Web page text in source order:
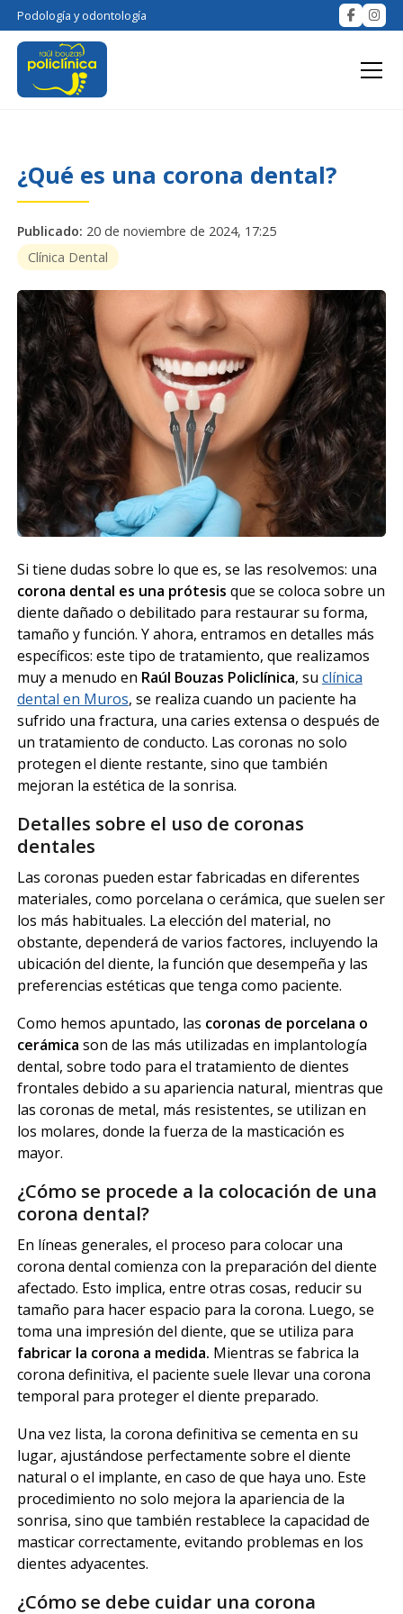
Podología y odontología
¿Qué es una corona dental?
Publicado: 20 de noviembre de 2024, 17:25
Clínica Dental
Si tiene dudas sobre lo que es, se las resolvemos: una
corona dental es una prótesis que se coloca sobre un
diente dañado o debilitado para restaurar su forma,
tamaño y función. Y ahora, entramos en detalles más
específicos: este tipo de tratamiento, que realizamos
muy a menudo en Raúl Bouzas Policlínica, su clínica
dental en Muros, se realiza cuando un paciente ha
sufrido una fractura, una caries extensa o después de
un tratamiento de conducto. Las coronas no solo
protegen el diente restante, sino que también
mejoran la estética de la sonrisa.
Detalles sobre el uso de coronas
dentales
Las coronas pueden estar fabricadas en diferentes
materiales, como porcelana o cerámica, que suelen ser
los más habituales. La elección del material, no
obstante, dependerá de varios factores, incluyendo la
ubicación del diente, la función que desempeña y las
preferencias estéticas que tenga como paciente.
Como hemos apuntado, las coronas de porcelana o
cerámica son de las más utilizadas en implantología
dental, sobre todo para el tratamiento de dientes
frontales debido a su apariencia natural, mientras que
las coronas de metal, más resistentes, se utilizan en
los molares, donde la fuerza de la masticación es
mayor.
¿Cómo se procede a la colocación de una
corona dental?
En líneas generales, el proceso para colocar una
corona dental comienza con la preparación del diente
afectado. Esto implica, entre otras cosas, reducir su
tamaño para hacer espacio para la corona. Luego, se
toma una impresión del diente, que se utiliza para
fabricar la corona a medida. Mientras se fabrica la
corona definitiva, el paciente suele llevar una corona
temporal para proteger el diente preparado.
Una vez lista, la corona definitiva se cementa en su
lugar, ajustándose perfectamente sobre el diente
natural o el implante, en caso de que haya uno. Este
procedimiento no solo mejora la apariencia de la
sonrisa, sino que también restablece la capacidad de
masticar correctamente, evitando problemas en los
dientes adyacentes.
¿Cómo se debe cuidar una corona